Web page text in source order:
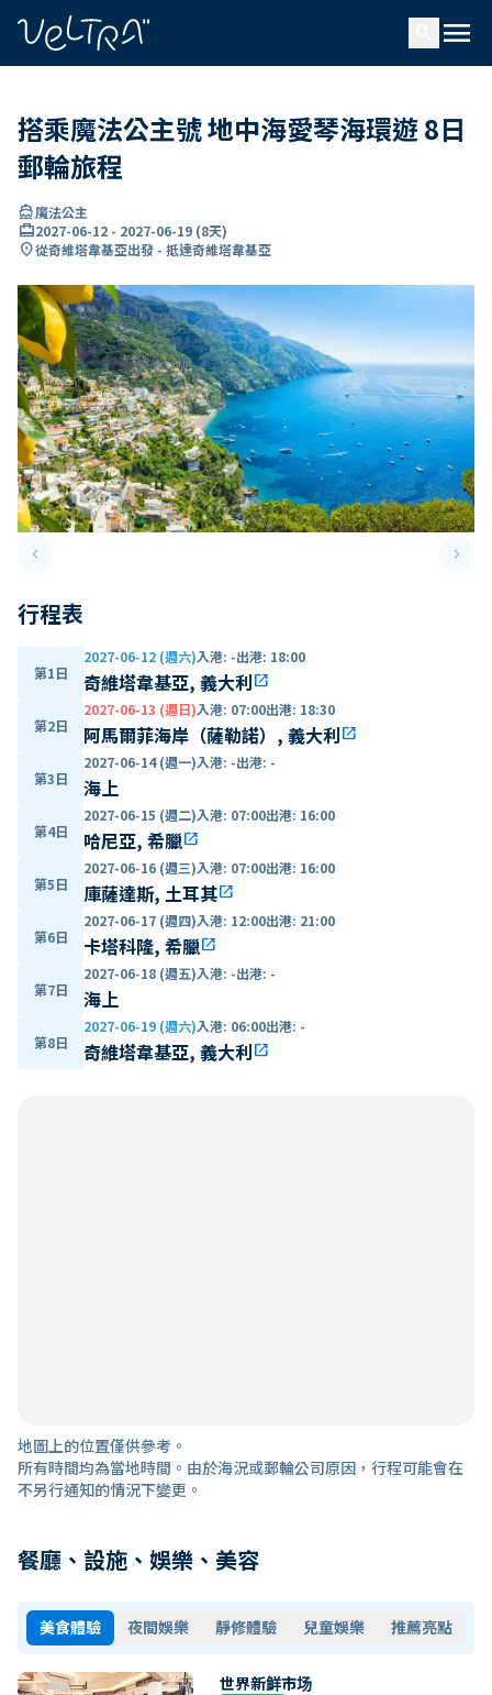
menu
搭乘魔法公主號 地中海愛琴海環遊 8日
郵輪旅程
directions_boat魔法公主
card_travel2027-06-12 - 2027-06-19 (8天)
location_on從奇維塔韋基亞出發 - 抵達奇維塔韋基亞
keyboard_arrow_leftPrevious slide keyboard_arrow_right
行程表
第1日
2027-06-12 (週六)入港: -出港: 18:00
奇維塔韋基亞, 義大利open_in_new
第2日
2027-06-13 (週日)入港: 07:00出港: 18:30
阿馬爾菲海岸（薩勒諾）, 義大利open_in_new
第3日
2027-06-14 (週一)入港: -出港: -
海上
第4日
2027-06-15 (週二)入港: 07:00出港: 16:00
哈尼亞, 希臘open_in_new
第5日
2027-06-16 (週三)入港: 07:00出港: 16:00
庫薩達斯, 土耳其open_in_new
第6日
2027-06-17 (週四)入港: 12:00出港: 21:00
卡塔科隆, 希臘open_in_new
第7日
2027-06-18 (週五)入港: -出港: -
海上
第8日
2027-06-19 (週六)入港: 06:00出港: -
奇維塔韋基亞, 義大利open_in_new
地圖上的位置僅供參考。
所有時間均為當地時間。由於海況或郵輪公司原因，行程可能會在
不另行通知的情況下變更。
餐廳、設施、娛樂、美容
美食體驗 夜間娛樂 靜修體驗 兒童娛樂 推薦亮點
世界新鲜市场